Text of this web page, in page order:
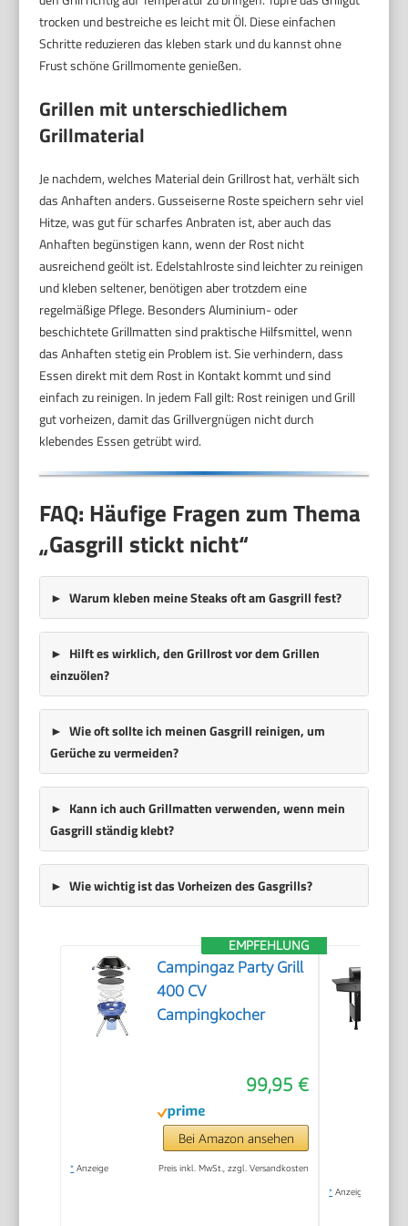
trocken und bestreiche es leicht mit Öl. Diese einfachen
Schritte reduzieren das kleben stark und du kannst ohne
Frust schöne Grillmomente genießen.
Grillen mit unterschiedlichem
Grillmaterial
Je nachdem, welches Material dein Grillrost hat, verhält sich
das Anhaften anders. Gusseiserne Roste speichern sehr viel
Hitze, was gut für scharfes Anbraten ist, aber auch das
Anhaften begünstigen kann, wenn der Rost nicht
ausreichend geölt ist. Edelstahlroste sind leichter zu reinigen
und kleben seltener, benötigen aber trotzdem eine
regelmäßige Pflege. Besonders Aluminium- oder
beschichtete Grillmatten sind praktische Hilfsmittel, wenn
das Anhaften stetig ein Problem ist. Sie verhindern, dass
Essen direkt mit dem Rost in Kontakt kommt und sind
einfach zu reinigen. In jedem Fall gilt: Rost reinigen und Grill
gut vorheizen, damit das Grillvergnügen nicht durch
klebendes Essen getrübt wird.
FAQ: Häufige Fragen zum Thema
„Gasgrill stickt nicht“
Warum kleben meine Steaks oft am Gasgrill fest?
Hilft es wirklich, den Grillrost vor dem Grillen
einzuölen?
Wie oft sollte ich meinen Gasgrill reinigen, um
Gerüche zu vermeiden?
Kann ich auch Grillmatten verwenden, wenn mein
Gasgrill ständig klebt?
Wie wichtig ist das Vorheizen des Gasgrills?
EMPFEHLUNG
Campingaz Party Grill
400 CV
Campingkocher
99,95 €
Bei Amazon ansehen
* Anzeige Preis inkl. MwSt., zzgl. Versandkosten
* Anzeige